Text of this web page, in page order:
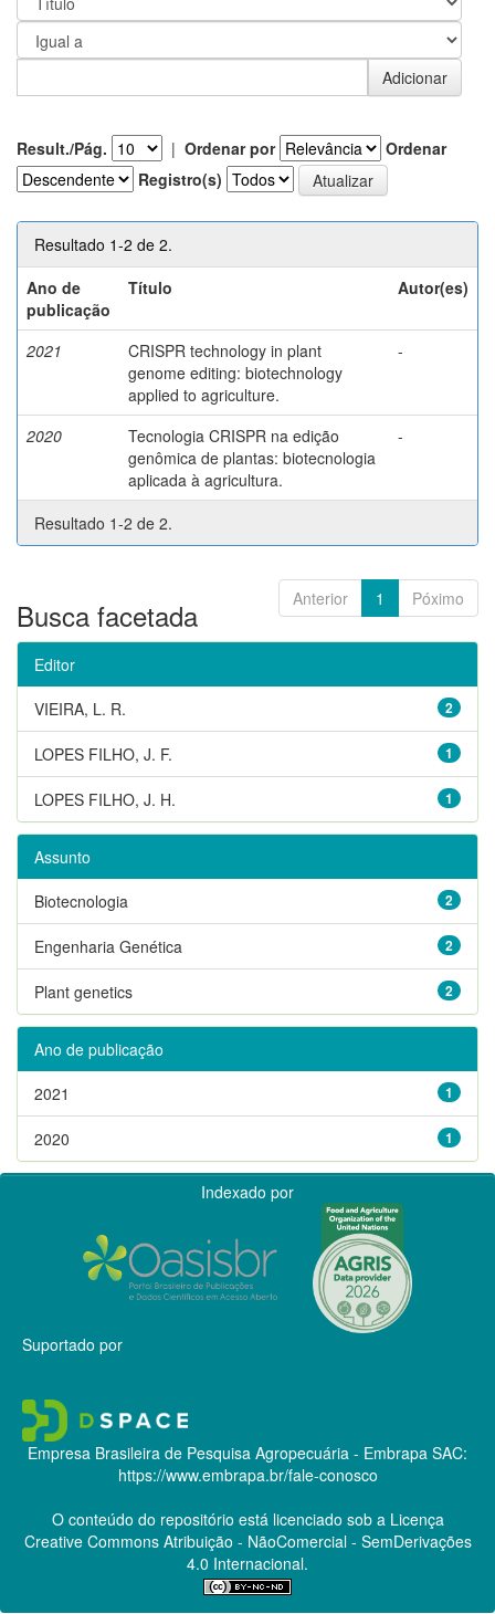
Result./Pág. | Ordenar por
Ordenar
Registro(s)
Resultado 1-2 de 2.
Ano de
publicação
Título Autor(es)
2021
CRISPR technology in plant
genome editing: biotechnology
applied to agriculture.
-
2020
Tecnologia CRISPR na edição
genômica de plantas: biotecnologia
aplicada à agricultura.
-
Resultado 1-2 de 2.
Anterior 1 Póximo
Busca facetada
Editor
2
VIEIRA, L. R.
1
LOPES FILHO, J. F.
1
LOPES FILHO, J. H.
Assunto
2
Biotecnologia
2
Engenharia Genética
2
Plant genetics
Ano de publicação
1
2021
1
2020
Indexado por
Suportado por
Empresa Brasileira de Pesquisa Agropecuária - Embrapa SAC:
https://www.embrapa.br/fale-conosco
O conteúdo do repositório está licenciado sob a Licença
Creative CommonsAtribuição - NãoComercial - SemDerivações
4.0 Internacional.